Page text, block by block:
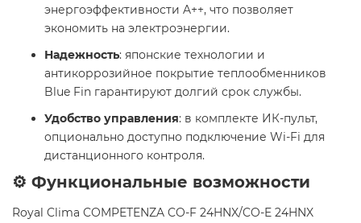
энергоэффективности A++, что позволяет
экономить на электроэнергии.
Надежность: японские технологии и
антикоррозийное покрытие теплообменников
Blue Fin гарантируют долгий срок службы.
Удобство управления: в комплекте ИК-пульт,
опционально доступно подключение Wi-Fi для
дистанционного контроля.
⚙️ Функциональные возможности
Royal Clima COMPETENZA CO-F 24HNX/CO-E 24HNX